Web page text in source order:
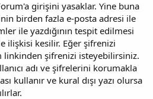
girişini yasaklar. Yine buna
birden fazla e-posta adresi ile
ile yazdığının tespit edilmesi
ilişkisi kesilir. Eğer şifrenizi
linkinden şifrenizi isteyebilirsiniz.
adı ve şifrelerini korumakla
kullanır ve kural dışı yazı olursa